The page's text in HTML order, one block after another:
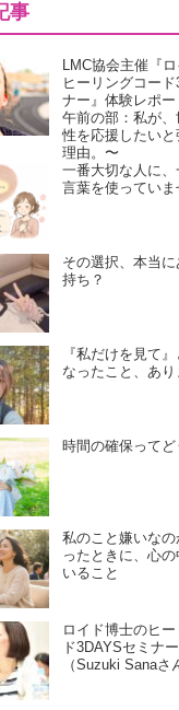
事
LMC協会主催『
ヒーリングコード
ナー』体験レポー
午前の部：私が
性を応援したいと
理由。〜
一番大切な人に
言葉を使っていま
その選択、本当
持ち？
『私だけを見て
なったこと、あり
時間の確保ってど
私のこと嫌いなの
ったときに、心
いること
ロイド博士のヒ
ド3DAYSセミナ
（Suzuki Sanaさ